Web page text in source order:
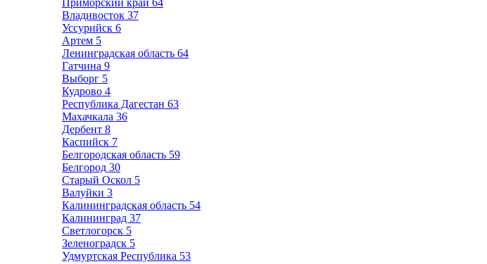
Приморский край 64
Владивосток 37
Уссурийск 6
Артем 5
Ленинградская область 64
Гатчина 9
Выборг 5
Кудрово 4
Республика Дагестан 63
Махачкала 36
Дербент 8
Каспийск 7
Белгородская область 59
Белгород 30
Старый Оскол 5
Валуйки 3
Калининградская область 54
Калининград 37
Светлогорск 5
Зеленоградск 5
Удмуртская Республика 53